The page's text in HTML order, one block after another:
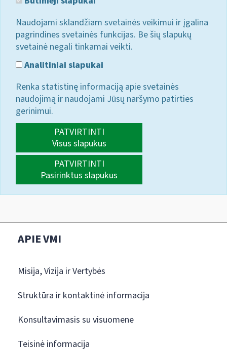
Naudojami sklandžiam svetainės veikimui ir įgalina
pagrindines svetainės funkcijas. Be šių slapukų
svetainė negali tinkamai veikti.
Analitiniai slapukai
Renka statistinę informaciją apie svetainės
naudojimą ir naudojami Jūsų naršymo patirties
gerinimui.
PATVIRTINTI
Visus slapukus
PATVIRTINTI
Pasirinktus slapukus
APIE VMI
Misija, Vizija ir Vertybės
Struktūra ir kontaktinė informacija
Konsultavimasis su visuomene
Teisinė informacija